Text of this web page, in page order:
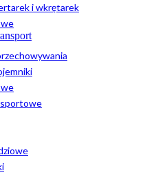
i wkrętarek